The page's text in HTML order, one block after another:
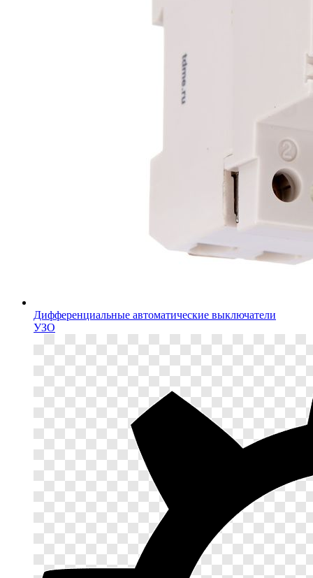
Дифференциальные автоматические выключатели
УЗО